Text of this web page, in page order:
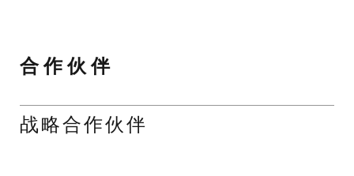
力于打造地区领先的